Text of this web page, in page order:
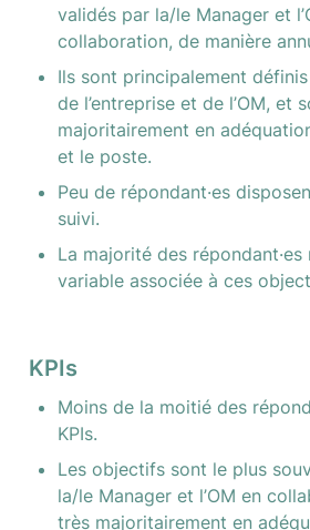
validés par la/le Manager et
collaboration, de manière
Ils sont principalement
de l’entreprise et de l’OM, et
majoritairement en
et le poste.
Peu de répondant·es
suivi.
La majorité des répondant·es
variable associée à ces
KPIs
Moins de la moitié des
KPIs.
Les objectifs sont le plus
la/le Manager et l’OM en
très majoritairement en